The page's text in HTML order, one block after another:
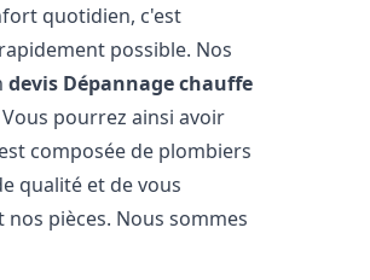
quotidien, c'est
possible. Nos
devis Dépannage chauffe
pourrez ainsi avoir
composée de plombiers
qualité et de vous
pièces. Nous sommes